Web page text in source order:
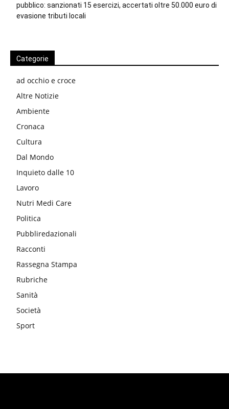
pubblico: sanzionati 15 esercizi, accertati oltre 50.000 euro di
evasione tributi locali
Categorie
ad occhio e croce
Altre Notizie
Ambiente
Cronaca
Cultura
Dal Mondo
Inquieto dalle 10
Lavoro
Nutri Medi Care
Politica
Pubbliredazionali
Racconti
Rassegna Stampa
Rubriche
Sanità
Società
Sport